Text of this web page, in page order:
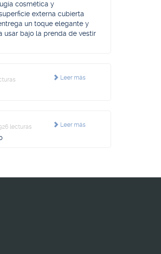
cosmética y
externa cubierta
un toque elegante y
usar bajo la prenda de vestir
Leer más
Leer más
lecturas